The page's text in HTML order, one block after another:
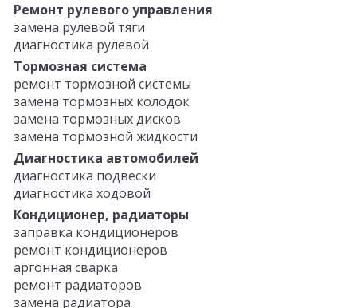
Ремонт рулевого управления
замена рулевой тяги
диагностика рулевой
Тормозная система
ремонт тормозной системы
замена тормозных колодок
замена тормозных дисков
замена тормозной жидкости
Диагностика автомобилей
диагностика подвески
диагностика ходовой
Кондиционер, радиаторы
заправка кондиционеров
ремонт кондиционеров
аргонная сварка
ремонт радиаторов
замена радиатора